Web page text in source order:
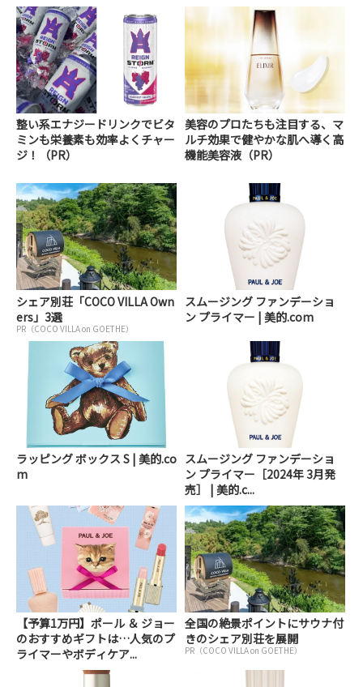
整い系エナジードリンクでビタ
ミンも栄養素も効率よくチャー
ジ！（PR）
美容のプロたちも注目する、マ
ルチ効果で健やかな肌へ導く高
機能美容液（PR）
シェア別荘「COCO VILLA Own
ers」3選
PR（COCO VILLA on GOETHE）
スムージング ファンデーショ
ン プライマー | 美的.com
ラッピング ボックス S | 美的.co
m
スムージング ファンデーショ
ン プライマー［2024年 3月発
売］ | 美的.c...
【予算1万円】ポール ＆ ジョー
のおすすめギフトは…人気のプ
ライマーやボディケア...
全国の絶景ポイントにサウナ付
きのシェア別荘を展開
PR（COCO VILLA on GOETHE）